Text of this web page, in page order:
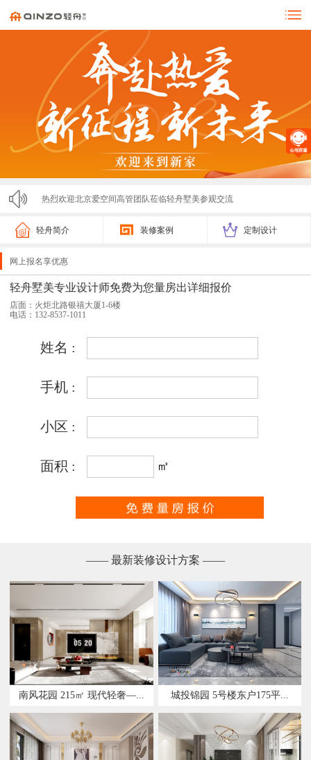
热烈欢迎北京爱空间高管团队莅临轻舟墅美参观交流
零投诉！！！济宁轻舟墅美装饰亮相市监局315展会，...
轻舟墅美装饰2025夏季招聘计划
激情开跑！2025济宁马拉松圆满落幕，轻舟墅美装饰...
轻舟简介 装修案例 定制设计
网上报名享优惠
轻舟墅美专业设计师免费为您量房出详细报价
店面：火炬北路银禧大厦1-6楼
电话：132-8537-1011
—— 最新装修设计方案 ——
南风花园 215㎡ 现代轻奢—... 城投锦园 5号楼东户175平...